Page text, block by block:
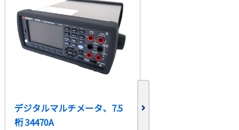
デジタルマルチメータ、7.5
桁 34470A